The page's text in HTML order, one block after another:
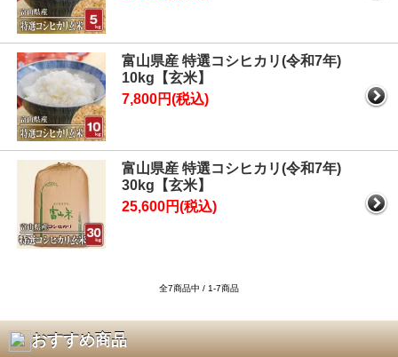
富山県産 特選コシヒカリ(令和7年)
10kg【玄米】
7,800円(税込)
富山県産 特選コシヒカリ(令和7年)
30kg【玄米】
25,600円(税込)
全7商品中 / 1-7商品
おすすめ商品